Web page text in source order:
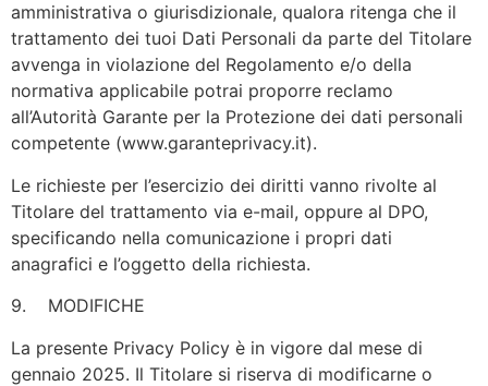
amministrativa o giurisdizionale, qualora ritenga che il
trattamento dei tuoi Dati Personali da parte del Titolare
avvenga in violazione del Regolamento e/o della
normativa applicabile potrai proporre reclamo
all’Autorità Garante per la Protezione dei dati personali
competente (www.garanteprivacy.it).
Le richieste per l’esercizio dei diritti vanno rivolte al
Titolare del trattamento via e-mail, oppure al DPO,
specificando nella comunicazione i propri dati
anagrafici e l’oggetto della richiesta.
9. MODIFICHE
La presente Privacy Policy è in vigore dal mese di
gennaio 2025. Il Titolare si riserva di modificarne o